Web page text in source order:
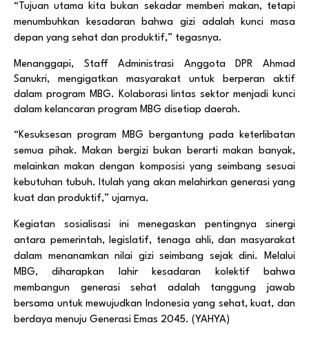
“Tujuan utama kita bukan sekadar memberi makan, tetapi
menumbuhkan kesadaran bahwa gizi adalah kunci masa
depan yang sehat dan produktif,” tegasnya.
Menanggapi, Staff Administrasi Anggota DPR Ahmad
Sanukri, mengigatkan masyarakat untuk berperan aktif
dalam program MBG. Kolaborasi lintas sektor menjadi kunci
dalam kelancaran program MBG disetiap daerah.
“Kesuksesan program MBG bergantung pada keterlibatan
semua pihak. Makan bergizi bukan berarti makan banyak,
melainkan makan dengan komposisi yang seimbang sesuai
kebutuhan tubuh. Itulah yang akan melahirkan generasi yang
kuat dan produktif,” ujarnya.
Kegiatan sosialisasi ini menegaskan pentingnya sinergi
antara pemerintah, legislatif, tenaga ahli, dan masyarakat
dalam menanamkan nilai gizi seimbang sejak dini. Melalui
MBG, diharapkan lahir kesadaran kolektif bahwa
membangun generasi sehat adalah tanggung jawab
bersama untuk mewujudkan Indonesia yang sehat, kuat, dan
berdaya menuju Generasi Emas 2045. (YAHYA)